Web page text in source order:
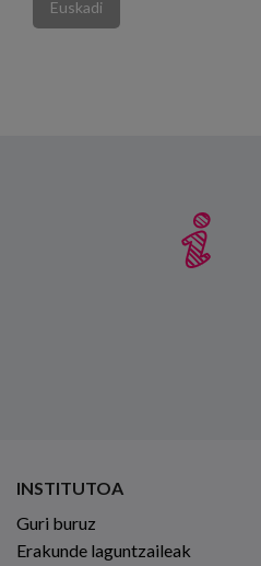
Euskadi
INSTITUTOA
Guri buruz
Erakunde laguntzaileak